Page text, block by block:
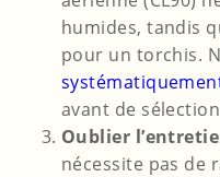
humides, tandis
pour un torchis.
avant de
Oublier
nécessite pas de